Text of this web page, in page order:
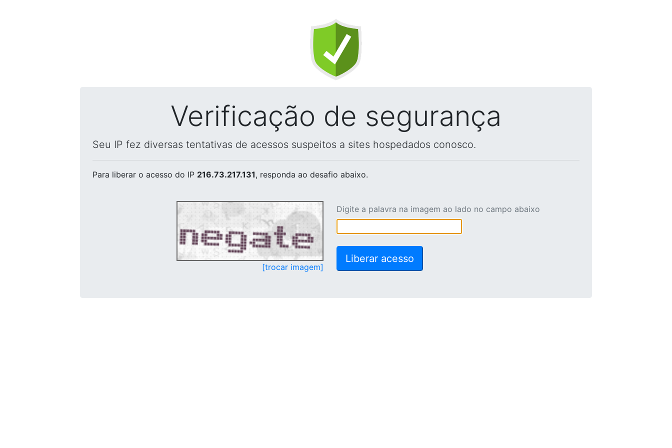
Verificação de segurança
Seu IP fez diversas tentativas de acessos suspeitos a sites hospedados conosco.
Para liberar o acesso do IP 216.73.217.131, responda ao desafio abaixo.
[trocar imagem]
Digite a palavra na imagem ao lado no campo abaixo